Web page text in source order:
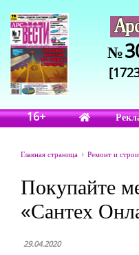
№
16+
Главная страница Ремонт и
Покупайте
«Сантех
29.04.2020